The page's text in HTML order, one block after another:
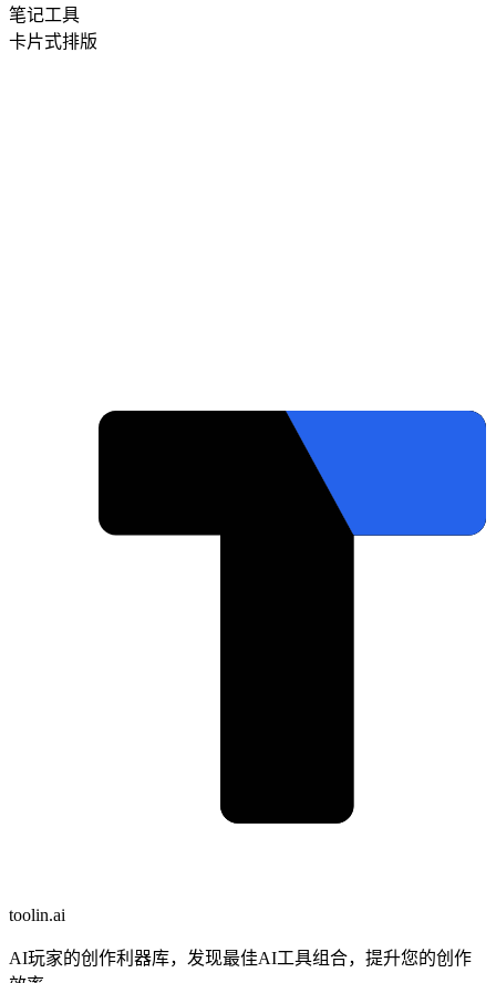
笔记工具
卡片式排版
toolin.ai
AI玩家的创作利器库，发现最佳AI工具组合，提升您的创作